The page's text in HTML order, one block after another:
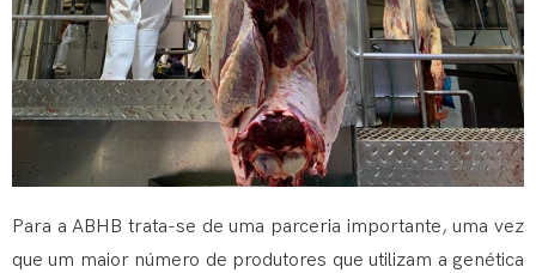
Para a ABHB trata-se de uma parceria importante, uma vez
que um maior número de produtores que utilizam a genética